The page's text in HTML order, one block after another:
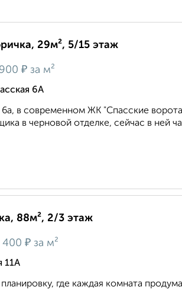
29м², 5/15 этаж
₽ за м²
6А
6а, в соврeменнoм ЖК "Cпасcкие
в черновой отделке, сейчас в ней
88м², 2/3 этаж
400 ₽ за м²
11А
где каждая комната